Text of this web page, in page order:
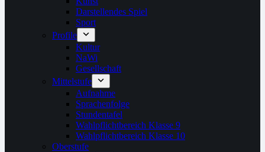
Darstellendes Spiel
Sport
Profile
Kultur
NaWi
Gesellschaft
Mittelstufe
Aufnahme
Sprachenfolge
Stundentafel
Wahlpflichtbereich Klasse 9
Wahlpflichtbereich Klasse 10
Oberstufe